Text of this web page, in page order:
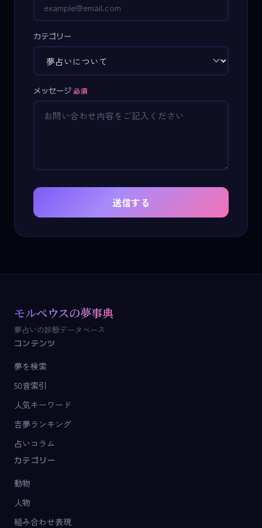
カテゴリー
メッセージ 必須
送信する
モルペウスの夢事典
夢占いの診断データベース
コンテンツ
夢を検索
50音索引
人気キーワード
吉夢ランキング
占いコラム
カテゴリー
動物
人物
組み合わせ表現